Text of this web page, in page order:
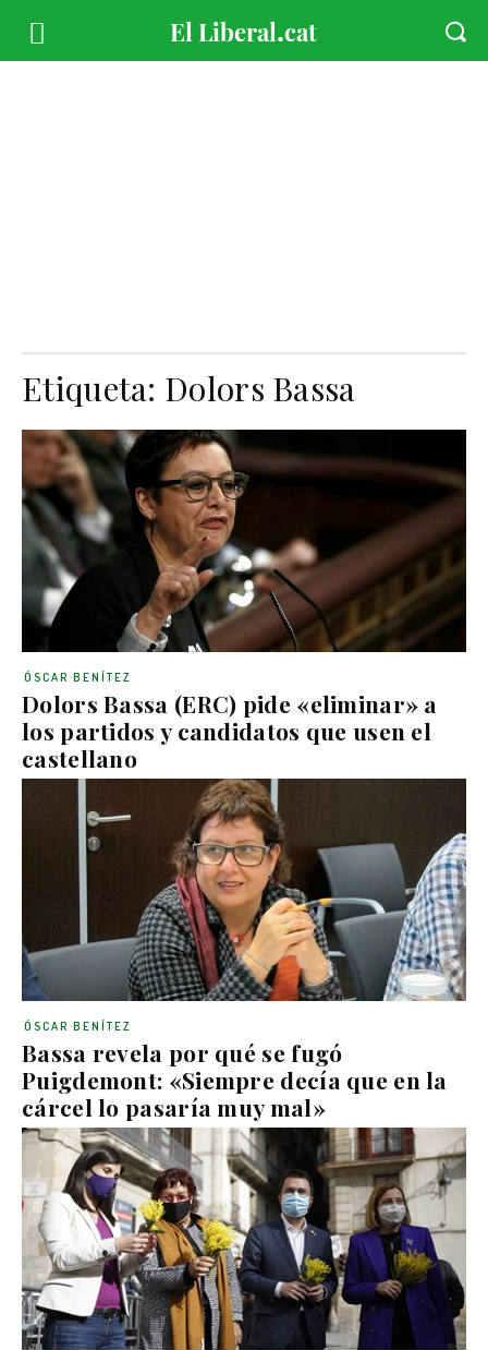
Etiqueta: Dolors Bassa
Dolors Bassa (ERC) pide «eliminar» a
los partidos y candidatos que usen el
castellano
ÓSCAR BENÍTEZ
Bassa revela por qué se fugó
Puigdemont: «Siempre decía que en la
cárcel lo pasaría muy mal»
ÓSCAR BENÍTEZ